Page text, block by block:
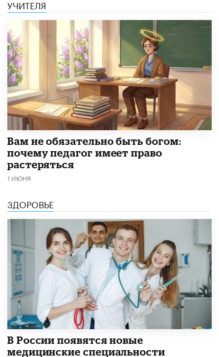
УЧИТЕЛЯ
​Вам не обязательно быть богом:
почему педагог имеет право
растеряться
1 ИЮНЯ
ЗДОРОВЬЕ
В России появятся новые
медицинские специальности